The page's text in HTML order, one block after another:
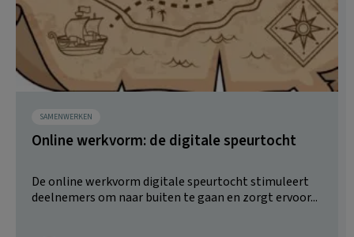
SAMENWERKEN
Online werkvorm: de digitale speurtocht
De online werkvorm digitale speurtocht stimuleert
deelnemers om naar buiten te gaan en zorgt ervoor...